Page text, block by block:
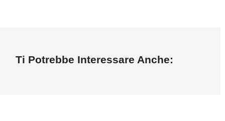
Ti Potrebbe Interessare Anche: